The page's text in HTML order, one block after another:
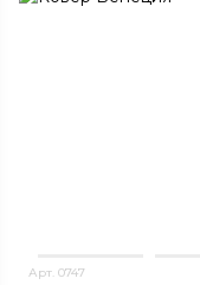
Арт. 0747